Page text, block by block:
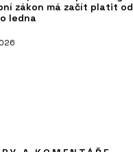
zákon má začít platit od
ledna